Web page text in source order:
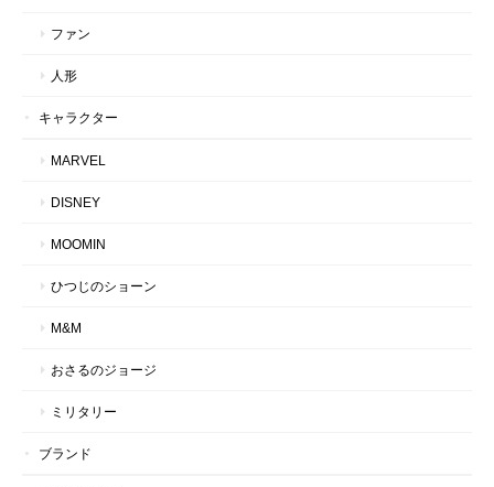
ファン
人形
キャラクター
MARVEL
DISNEY
MOOMIN
ひつじのショーン
M&M
おさるのジョージ
ミリタリー
ブランド